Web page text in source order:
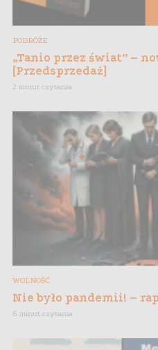
PODRÓŻE
„Tanio przez świat” –
[Przedsprzedaż]
2 minut czytania
WOLNOŚĆ
Nie było pandemii! –
6 minut czytania